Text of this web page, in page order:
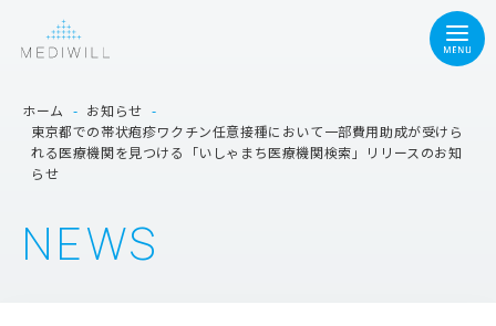
ホーム - お知らせ -
東京都での帯状疱疹ワクチン任意接種において一部費用助成が受けら
れる医療機関を見つける「いしゃまち医療機関検索」リリースのお知
らせ
NEWS